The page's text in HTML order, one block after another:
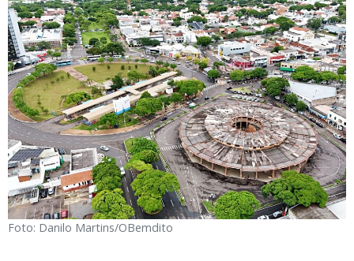
Foto: Danilo Martins/OBemdito